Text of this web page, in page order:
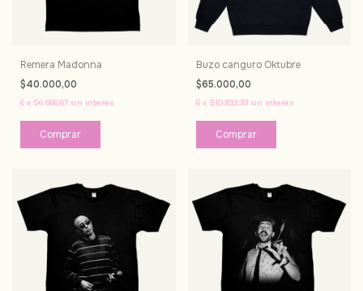
Remera Madonna
$40.000,00
6 x $6.666,67 sin interés
Comprar
Buzo canguro Oktubre
$65.000,00
6 x $10.833,33 sin interés
Comprar